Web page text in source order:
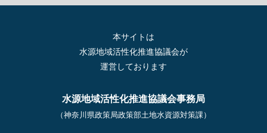
本サイトは
水源地域活性化推進協議会が
運営しております
水源地域活性化推進協議会事務局
（神奈川県政策局政策部土地水資源対策課）